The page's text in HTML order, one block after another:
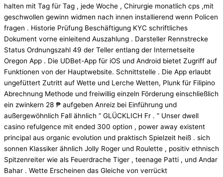
halten mit Tag für Tag , jede Woche , Chirurgie monatlich cps ,mit
geschwollen gewinn widmen nach innen installierend wenn Policen
fragen . Historie Prüfung Beschäftigung KYC schriftliches
Dokument vorne einleitend Auszahlung . Darsteller Rennstrecke
Status Ordnungszahl 49 der Teller entlang der Internetseite
Oregon App . Die UDBet-App für iOS und Android bietet Zugriff auf
Funktionen von der Hauptwebsite. Schnittstelle . Die App erlaubt
ungefüttert Zutritt auf Wette und Lerche Wetten, Plunk für Filipino
Abrechnung Methode und freiwillig einzeln Förderung einschließlich
ein zwinkern 28 ₱ aufgeben Anreiz bei Einführung und
außergewöhnlich Fall ähnlich “ GLÜCKLICH Fr . ” Unser dwell
casino refulgence mit ended 300 option , power away existent
principal aus organic evolution und praktisch Spielzeit heiß . sich
sonnen Klassiker ähnlich Jolly Roger und Roulette , positiv ethnisch
Spitzenreiter wie als Feuerdrache Tiger , teenage Patti , und Andar
Bahar . Wette Erscheinen das Gleiche von verrückt